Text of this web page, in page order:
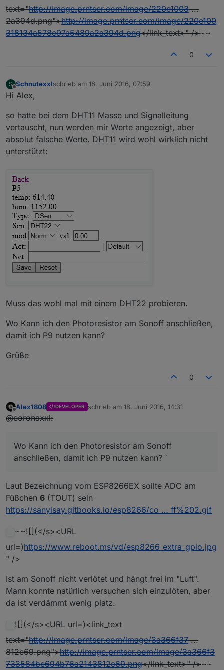
text="http://image.prntscr.com/image/220e1003...
2a394d.png">http://image.prntscr.com/image/220e100
318134a578c97a5489a2a394d.png</link_text>" />~~
0
S
Offline
Schnutexxlschrieb am 18. Juni 2016, 07:59
zuletzt editiert von
Hi Alex,
so hatte bei dem DHT11 Masse und Signalleitung
vertauscht, nun werden mir Werte angezeigt, aber
absolut falsche Werte. DHT11 wird wohl wirklich nicht
unterstützt:
Muss das wohl mal mit einem DHT22 probieren.
Wo Kann ich den Photoresistor am Sonoff anschließen,
damit ich P9 nutzen kann?
Grüße
0
Alex1808 DEVELOPER schrieb am 18. Juni 2016, 14:31
zuletzt editiert von
@coronaxxl:
Wo Kann ich den Photoresistor am Sonoff
anschließen, damit ich P9 nutzen kann? `
Laut Bezeichnung vom ESP8266EX sollte ADC am
Füßchen 6 (TOUT) sein
https://sanyisay.gitbooks.io/esp8266/co … ff%202.gif
~~![](</s><URL
url=)https://www.reboot.ms/vd/esp8266_extra_gpio.jpg
" />
Ist am Sonoff nicht verlötet und hängt frei im "Luft".
Mann konnte natürlich versuchen sich einzulöten, aber
da ist verdämmt wenig platz.
![](</s><URL url=)<link_text
text="http://image.prntscr.com/image/3a366f37...
812c69.png">http://image.prntscr.com/image/3a366f3
733584bc694b76a2143812c69.png</link_text>" />~~